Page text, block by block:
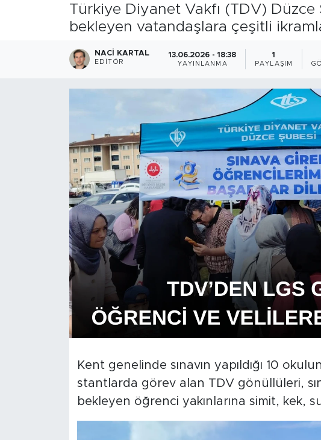
Türkiye Diyanet Vakfı (TDV)
bekleyen vatandaşlara çeşitli
NACI KARTAL
EDITÖR
13.06.2026 - 18:38
YAYINLANMA
1
PAYLAŞIM
Kent genelinde sınavın yapıldığı 10
stantlarda görev alan TDV gönüllüleri,
bekleyen öğrenci yakınlarına simit, kek,
Yerel Haber
Öncü TV İzle
Tüm Manşetler
Haber Arşivi